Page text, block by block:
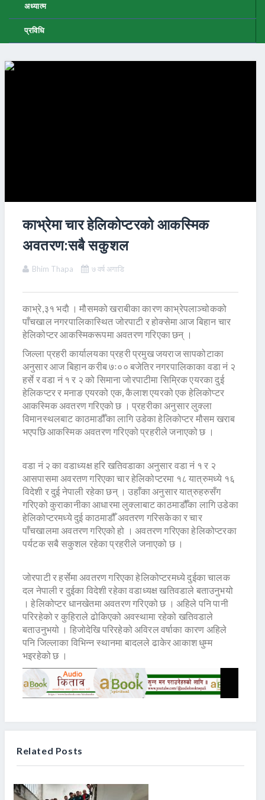
अध्यात्म
प्रविधि
काभ्रेमा चार हेलिकोप्टरको आकस्मिक
अवतरण:सबै सकुशल
Bhim Thapa ७ वर्ष अगाडि
काभ्रे,३१ भदाै । मौसमको खराबीका कारण काभ्रेपलाञ्चोकको
पाँचखाल नगरपालिकास्थित जोरपाटी र होक्सेमा आज बिहान चार
हेलिकोप्टर आकस्मिकरूपमा अवतरण गरिएका छन् ।
जिल्ला प्रहरी कार्यालयका प्रहरी प्रमुख जयराज सापकोटाका
अनुसार आज बिहान करीब ७ः०० बजेतिर नगरपालिकाका वडा नं २
हर्से र वडा नं १ र २ को सिमाना जोरपाटीमा सिम्रिक एयरका दुई
हेलिकप्टर र मनाङ एयरको एक, कैलाश एयरको एक हेलिकोप्टर
आकस्मिक अवतरण गरिएको छ । प्रहरीका अनुसार लुक्ला
विमानस्थलबाट काठमाडौँका लागि उडेका हेलिकोप्टर मौसम खराब
भएपछि आकस्मिक अवतरण गरिएको प्रहरीले जनाएको छ ।
वडा नं २ का वडाध्यक्ष हरि खतिवडाका अनुसार वडा नं १ र २
आसपासमा अवरतण गरिएका चार हेलिकोप्टरमा १८ यात्रुमध्ये १६
विदेशी र दुई नेपाली रहेका छन् । उहाँका अनुसार यात्रुहरुसँग
गरिएको कुराकानीका आधारमा लुक्लाबाट काठमाडौँका लागि उडेका
हेलिकोप्टरमध्ये दुई काठमाडौँ अवतरण गरिसकेका र चार
पाँचखालमा अवतरण गरिएको हो । अवतरण गरिएका हेलिकोप्टरका
पर्यटक सबै सकुशल रहेका प्रहरीले जनाएको छ ।
जोरपाटी र हर्सेमा अवतरण गरिएका हेलिकोप्टरमध्ये दुईका चालक
दल नेपाली र दुईका विदेशी रहेका वडाध्यक्ष खतिवडाले बताउनुभयो
। हेलिकोप्टर धानखेतमा अवतरण गरिएको छ । अहिले पनि पानी
परिरहेको र कुहिराले ढोकिएको अवस्थामा रहेको खतिवडाले
बताउनुभयो । हिजोदेखि परिरहेको अविरल वर्षाका कारण अहिले
पनि जिल्लाका विभिन्न स्थानमा बादलले ढाकेर आकाश धुम्म
भइरहेको छ ।
Related Posts